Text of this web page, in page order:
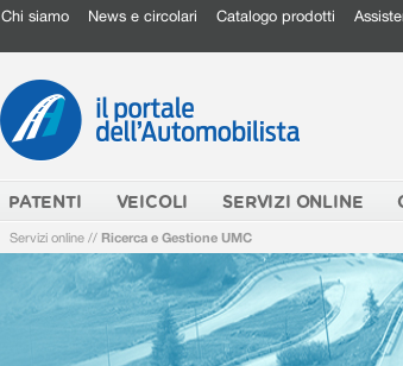
Chi siamo News e circolari Catalogo prodotti
PATENTI VEICOLI SERVIZI ONLINE
Servizi online // Ricerca e Gestione UMC